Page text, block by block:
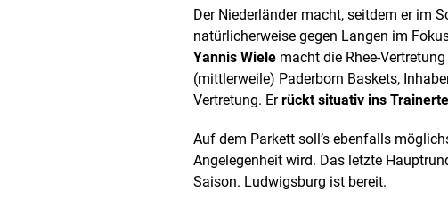
Der Niederländer macht, seitdem er im
natürlicherweise gegen Langen im
Yannis Wiele macht die Rhee-
(mittlerweile) Paderborn Baskets,
Vertretung. Errückt situativ ins
Auf dem Parkett soll’s ebenfalls
Angelegenheit wird. Das letzte
Saison. Ludwigsburg ist bereit.